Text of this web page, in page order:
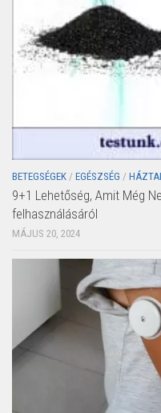
BETEGSÉGEK / EGÉSZSÉG /
9+1 Lehetőség, Amit Még
felhasználásáról
MÁJUS 20, 2024